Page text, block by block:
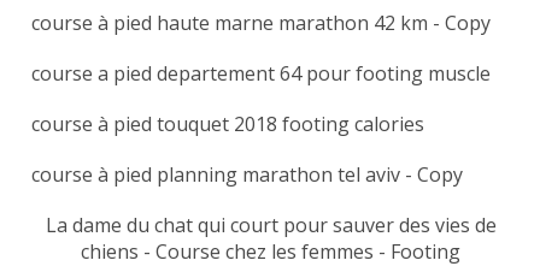
course à pied haute marne marathon 42 km - Copy
course a pied departement 64 pour footing muscle
course à pied touquet 2018 footing calories
course à pied planning marathon tel aviv - Copy
La dame du chat qui court pour sauver des vies de
chiens - Course chez les femmes - Footing